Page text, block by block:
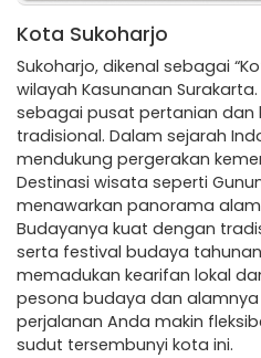
Kota Sukoharjo
Sukoharjo, dikenal sebagai
wilayah Kasunanan
sebagai pusat pertanian dan
tradisional. Dalam sejarah
mendukung pergerakan
Destinasi wisata seperti
menawarkan panorama
Budayanya kuat dengan
serta festival budaya
memadukan kearifan lokal
pesona budaya dan
perjalanan Anda makin
sudut tersembunyi kota ini.